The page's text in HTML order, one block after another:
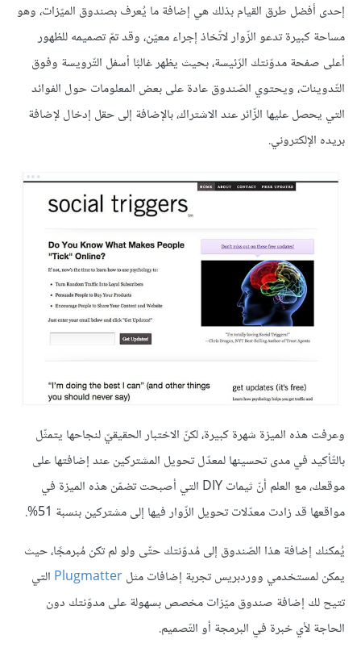
إحدى أفضل طرق القيام بذلك هي إضافة ما يُعرف بصندوق الميّزات، وهو
مساحة كبيرة تدعو الزّوار لاتّخاذ إجراء معيّن، وقد تمّ تصميمه للظهور
أعلى صفحة مدوّنتك الرّئيسة، بحيث يظهر غالبًا أسفل التّرويسة وفوق
التّدوينات، ويحتوي الصّندوق عادة على بعض المعلومات حول الفوائد
التي يحصل عليها الزّائر عند الاشتراك، بالإضافة إلى حقل إدخال لإضافة
بريده الإلكتروني.
وعرفت هذه الميزة شهرة كبيرة، لكنّ الاختبار الحقيقيّ لنجاحها يتمثّل
بالتّأكيد في مدى تحسينها لمعدّل تحويل المشتركين عند إضافتها على
موقعك، مع العلم أنّ ثيمات DIY التي أصبحت تضمّن هذه الميزة في
مواقعها قد زادت معدّلات تحويل الزّوار فيها إلى مشتركين بنسبة 51%.
يُمكنك إضافة هذا الصّندوق إلى مُدوّنتك حتّى ولو لم تكن مُبرمجًا، حيث
يمكن لمستخدمي ووردبريس تجربة إضافات مثلPlugmatter التي
تتيح لك إضافة صندوق ميّزات مخصص بسهولة على مدوّنتك دون
الحاجة لأي خبرة في البرمجة أو التّصميم.